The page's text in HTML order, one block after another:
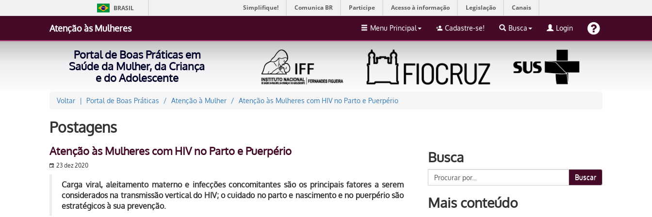
BRASIL Simplifique! Comunica BR Participe Acesso à informação Legislação Canais
Atenção às Mulheres Menu Principal Cadastre-se! Busca Login
Portal de Boas Práticas em
Saúde da Mulher, da Criança
e do Adolescente
Voltar Portal de Boas Práticas Atenção à Mulher Atenção às Mulheres com HIV no Parto e Puerpério
Postagens
Atenção às Mulheres com HIV no Parto e Puerpério
23 dez 2020
Carga viral, aleitamento materno e infecções concomitantes são os principais fatores a serem
considerados na transmissão vertical do HIV; o cuidado no parto e nascimento e no puerpério são
estratégicos à sua prevenção.
Busca
Buscar
Mais conteúdo